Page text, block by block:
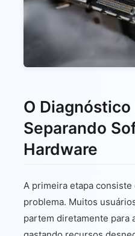
O Diagnóstico
Separando
Hardware
A primeira etapa
problema. Muitos
partem diretamente para